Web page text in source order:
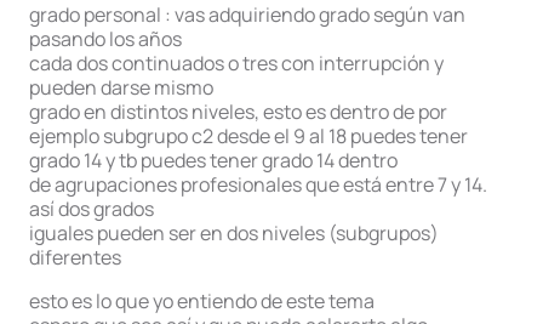
grado personal : vas adquiriendo grado según van
pasando los años
cada dos continuados o tres con interrupción y
pueden darse mismo
grado en distintos niveles, esto es dentro de por
ejemplo subgrupo c2 desde el 9 al 18 puedes tener
grado 14 y tb puedes tener grado 14 dentro
de agrupaciones profesionales que está entre 7 y 14.
así dos grados
iguales pueden ser en dos niveles (subgrupos)
diferentes
esto es lo que yo entiendo de este tema